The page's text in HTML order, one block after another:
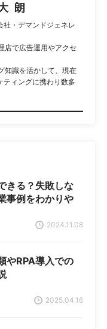
朗
社・デマンドジェネレ
店で広告運用やアクセ
知識を活かして、現在
ティングに携わり数多
きる？失敗しな
事例をわかりや
2024.11.08
やRPA導入での
2025.04.16